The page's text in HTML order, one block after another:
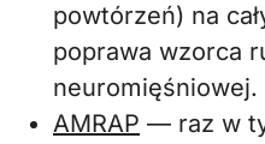
powtórzeń) na
poprawa wzorca
neuromięśniowej.
AMRAP — raz w